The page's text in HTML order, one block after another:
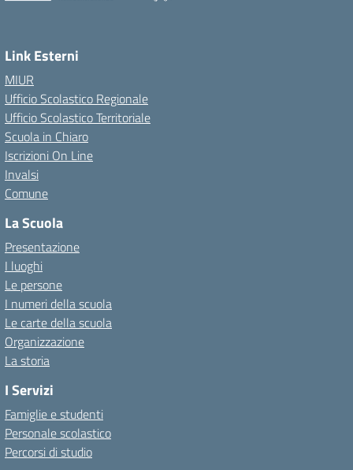
Link Esterni
MIUR
Ufficio Scolastico Regionale
Ufficio Scolastico Territoriale
Scuola in Chiaro
Iscrizioni On Line
Invalsi
Comune
La Scuola
Presentazione
I luoghi
Le persone
I numeri della scuola
Le carte della scuola
Organizzazione
La storia
I Servizi
Famiglie e studenti
Personale scolastico
Percorsi di studio